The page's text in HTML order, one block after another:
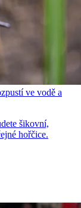
ve vodě a
šikovní,
hořčice.